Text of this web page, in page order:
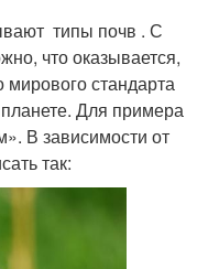
типы почв . С
что оказывается,
мирового стандарта
Для примера
В зависимости от
так: